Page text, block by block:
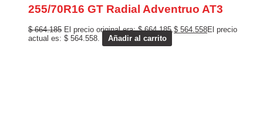
255/70R16 GT Radial Adventruo AT3
$664.185 El precio original era: $ 664.185.$ 564.558El precio
actual es: $ 564.558.
Añadir al carrito